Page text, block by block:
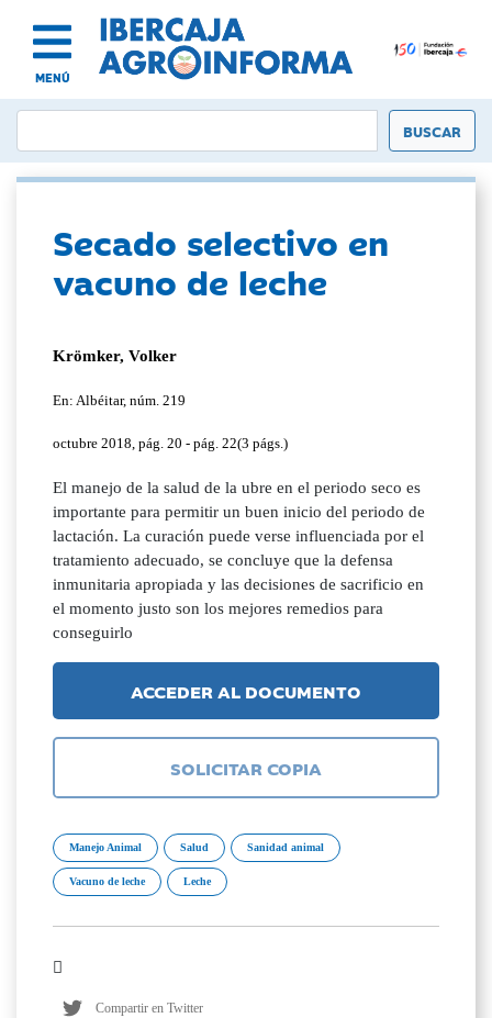
MENÚ
Secado selectivo en
vacuno de leche
Krömker, Volker
En: Albéitar, núm. 219
octubre 2018, pág. 20 - pág. 22(3 págs.)
El manejo de la salud de la ubre en el periodo seco es
importante para permitir un buen inicio del periodo de
lactación. La curación puede verse influenciada por el
tratamiento adecuado, se concluye que la defensa
inmunitaria apropiada y las decisiones de sacrificio en
el momento justo son los mejores remedios para
conseguirlo
ACCEDER AL DOCUMENTO
SOLICITAR COPIA
Manejo Animal Salud Sanidad animal
Vacuno de leche Leche
Compartir en Twitter